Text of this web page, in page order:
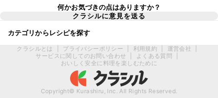
何かお気づきの点はありますか？
クラシルに意見を送る
カテゴリからレシピを探す
クラシルとは プライバシーポリシー 利用規約 運営会社
サービスに関してのお問い合わせ
よくある質問
おいしく安全に料理を楽しむために
Copyright© Kurashiru, Inc. All Rights Reserved.